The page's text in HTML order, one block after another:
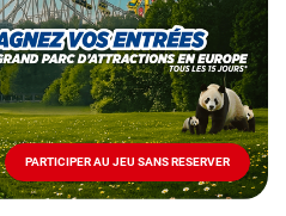
PARTICIPER AU JEU SANS RESERVER
PARTICIPER
AU
JEU